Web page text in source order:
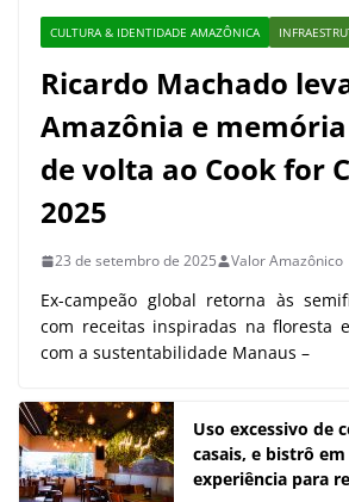
CULTURA & IDENTIDADE AMAZÔNICA
Ricardo Machado
Amazônia e
de volta ao Cook for
2025
23 de setembro de 2025 Valor Amazônico
Ex-campeão global retorna às
com receitas inspiradas na floresta
com a sustentabilidade Manaus –
Uso excessivo de
casais, e bistrô
experiência para